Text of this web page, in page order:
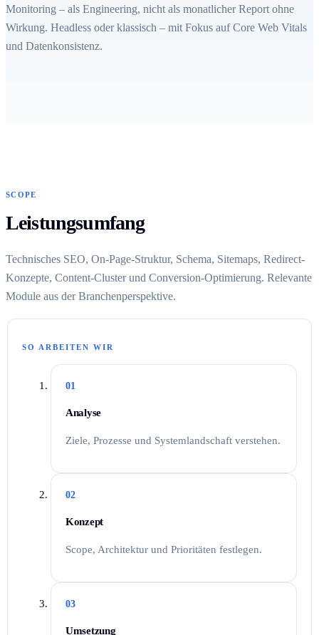
Monitoring – als Engineering, nicht als monatlicher Report ohne
Wirkung. Headless oder klassisch – mit Fokus auf Core Web Vitals
und Datenkonsistenz.
SCOPE
Leistungsumfang
Technisches SEO, On-Page-Struktur, Schema, Sitemaps, Redirect-
Konzepte, Content-Cluster und Conversion-Optimierung. Relevante
Module aus der Branchenperspektive.
SO ARBEITEN WIR
01
Analyse
Ziele, Prozesse und Systemlandschaft verstehen.
02
Konzept
Scope, Architektur und Prioritäten festlegen.
03
Umsetzung